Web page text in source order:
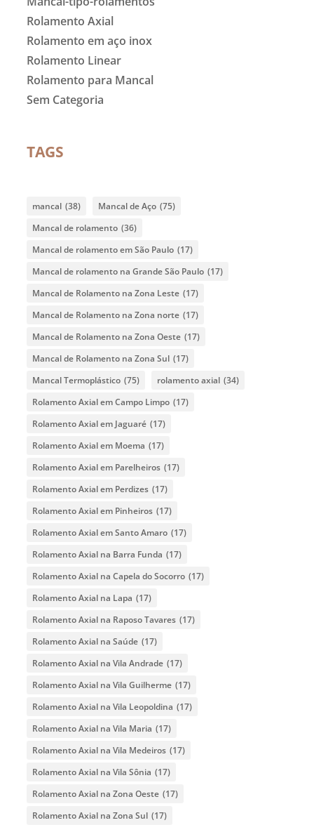
Rolamento Axial
Rolamento em aço inox
Rolamento Linear
Rolamento para Mancal
Sem Categoria
TAGS
mancal (38) Mancal de Aço (75)
Mancal de rolamento (36)
Mancal de rolamento em São Paulo (17)
Mancal de rolamento na Grande São Paulo (17)
Mancal de Rolamento na Zona Leste (17)
Mancal de Rolamento na Zona norte (17)
Mancal de Rolamento na Zona Oeste (17)
Mancal de Rolamento na Zona Sul (17)
Mancal Termoplástico (75) rolamento axial (34)
Rolamento Axial em Campo Limpo (17)
Rolamento Axial em Jaguaré (17)
Rolamento Axial em Moema (17)
Rolamento Axial em Parelheiros (17)
Rolamento Axial em Perdizes (17)
Rolamento Axial em Pinheiros (17)
Rolamento Axial em Santo Amaro (17)
Rolamento Axial na Barra Funda (17)
Rolamento Axial na Capela do Socorro (17)
Rolamento Axial na Lapa (17)
Rolamento Axial na Raposo Tavares (17)
Rolamento Axial na Saúde (17)
Rolamento Axial na Vila Andrade (17)
Rolamento Axial na Vila Guilherme (17)
Rolamento Axial na Vila Leopoldina (17)
Rolamento Axial na Vila Maria (17)
Rolamento Axial na Vila Medeiros (17)
Rolamento Axial na Vila Sônia (17)
Rolamento Axial na Zona Oeste (17)
Rolamento Axial na Zona Sul (17)